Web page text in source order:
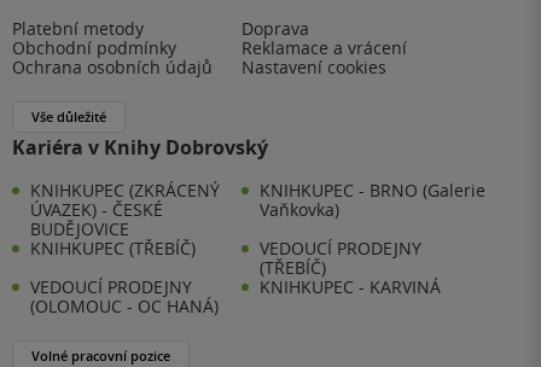
Platební metody
Doprava
Obchodní podmínky
Reklamace a vrácení
Ochrana osobních údajů
Nastavení cookies
Vše důležité
Kariéra v Knihy Dobrovský
KNIHKUPEC (ZKRÁCENÝ
ÚVAZEK) - ČESKÉ
BUDĚJOVICE
KNIHKUPEC - BRNO (Galerie
Vaňkovka)
KNIHKUPEC (TŘEBÍČ)
VEDOUCÍ PRODEJNY
(TŘEBÍČ)
VEDOUCÍ PRODEJNY
(OLOMOUC - OC HANÁ)
KNIHKUPEC - KARVINÁ
Volné pracovní pozice